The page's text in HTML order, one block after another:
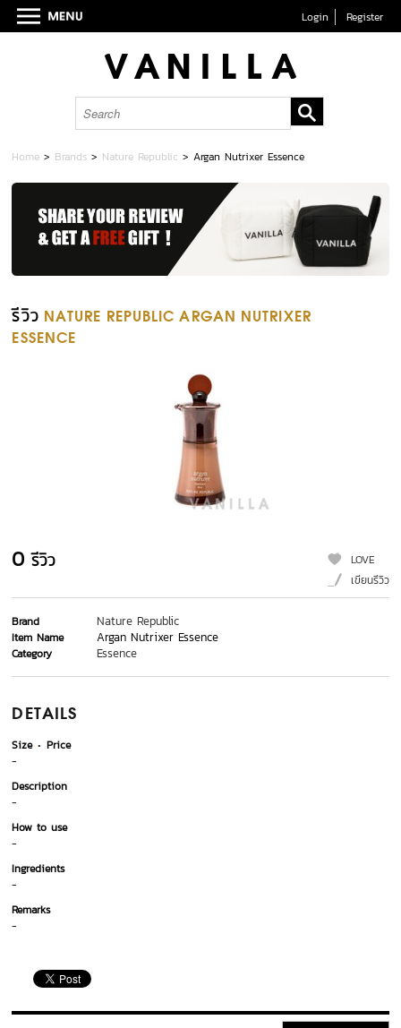
Login Register
Home > Brands > Nature Republic >Argan Nutrixer Essence
รีวิว NATURE REPUBLIC ARGAN NUTRIXER
ESSENCE
0 รีวิว
LOVE
เขียนรีวิว
Brand Nature Republic
Item Name Argan Nutrixer Essence
Category Essence
DETAILS
Size
Price
-
Description
-
How to use
-
Ingredients
-
Remarks
-